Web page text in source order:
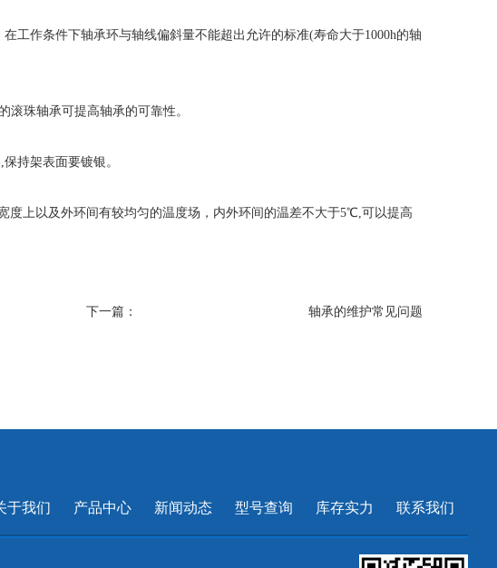
作条件下轴承环与轴线偏斜量不能超出允许的标准(寿命大于1000h的轴
珠轴承可提高轴承的可靠性。
持架表面要镀银。
上以及外环间有较均匀的温度场，内外环间的温差不大于5℃,可以提高
下一篇： 轴承的维护常见问题
于我们 产品中心 新闻动态 型号查询 库存实力 联系我们